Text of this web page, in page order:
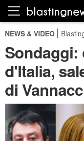
NEWS & VIDEO
Sondaggi:
d'Italia,
di